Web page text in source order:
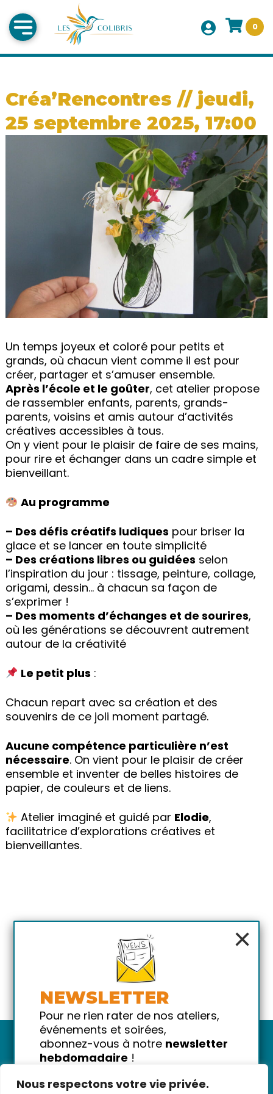
Nous respectons votre vie privée.
0
Créa’Rencontres // jeudi,
25 septembre 2025, 17:00
Un temps joyeux et coloré pour petits et
grands, où chacun vient comme il est pour
créer, partager et s’amuser ensemble.
Après l’école et le goûter, cet atelier propose
de rassembler enfants, parents, grands-
parents, voisins et amis autour d’activités
créatives accessibles à tous.
On y vient pour le plaisir de faire de ses mains,
pour rire et échanger dans un cadre simple et
bienveillant.
Au programme
– Des défis créatifs ludiques pour briser la
glace et se lancer en toute simplicité
– Des créations libres ou guidées selon
l’inspiration du jour : tissage, peinture, collage,
origami, dessin… à chacun sa façon de
s’exprimer !
– Des moments d’échanges et de sourires,
où les générations se découvrent autrement
autour de la créativité
Le petit plus :
Chacun repart avec sa création et des
souvenirs de ce joli moment partagé.
Aucune compétence particulière n’est
nécessaire. On vient pour le plaisir de créer
ensemble et inventer de belles histoires de
papier, de couleurs et de liens.
Atelier imaginé et guidé par Elodie,
facilitatrice d’explorations créatives et
bienveillantes.
×
NEWSLETTER
Pour ne rien rater de nos ateliers,
événements et soirées,
abonnez-vous à notre newsletter
hebdomadaire !
!